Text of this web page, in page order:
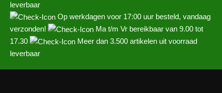
leverbaar
Op werkdagen voor 17:00 uur besteld, vandaag
verzonden!
Ma t/m Vr bereikbaar van 9.00 tot
17.30
Meer dan 3.500 artikelen uit voorraad
leverbaar